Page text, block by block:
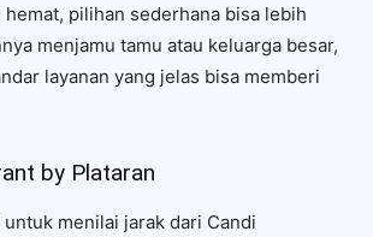
hemat, pilihan sederhana bisa lebih
menjamu tamu atau keluarga besar,
layanan yang jelas bisa memberi
by Plataran
menilai jarak dari Candi